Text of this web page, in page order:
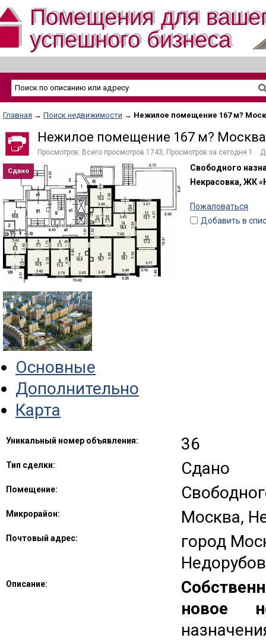
Помещения для
успешного бизнеса
Главная → Поиск недвижимости → Нежилое помещение 167 м?
Нежилое помещение 167 м?
Просмотров: Всего просмотров 1743, Просмотров за сегодня 1.
Сдано
Свободного
Некрасовка, ЖК
Пожаловаться
Добавить в
Основные
Дополнительно
Карта
Уникальный номер объявления: 36
Тип сделки: Сдано
Помещение:
Микрорайон: Москва,
Почтовый адрес:
город
Описание:
новое